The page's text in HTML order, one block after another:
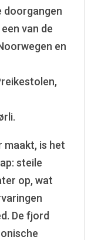
doorgangen
van de
en
maakt, is het
steile
op, wat
De fjord